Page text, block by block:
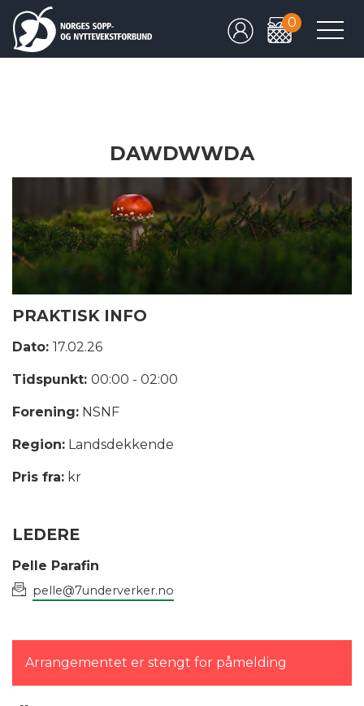
0
DAWDWWDA
PRAKTISK INFO
Dato: 17.02.26
Tidspunkt: 00:00 - 02:00
Forening: NSNF
Region: Landsdekkende
Pris fra: kr
LEDERE
Pelle Parafin
pelle@7underverker.no
Arrangementet er stengt for påmelding